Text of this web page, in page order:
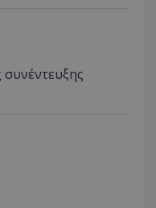
συνέντευξης